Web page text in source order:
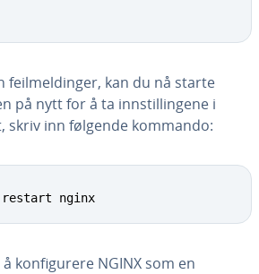
feilmeldinger, kan du nå starte
på nytt for å ta innstillingene i
skriv inn følgende kommando:
nginx
konfigurere NGINX som en